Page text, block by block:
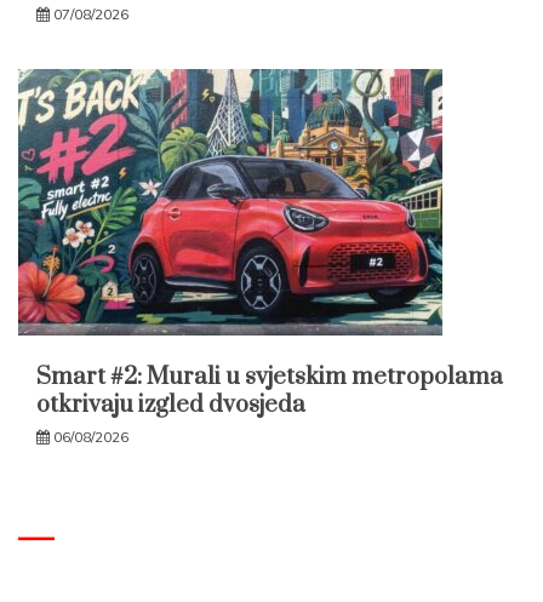
07/08/2026
Smart #2: Murali u svjetskim metropolama
otkrivaju izgled dvosjeda
06/08/2026